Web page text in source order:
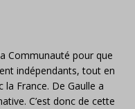
Communauté pour que
indépendants, tout en
France. De Gaulle a
C’est donc de cette